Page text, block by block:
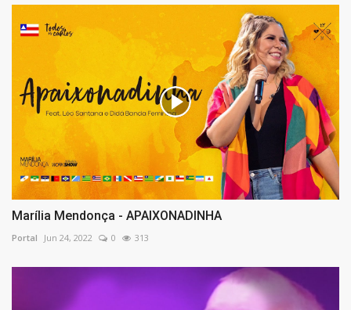
Marília Mendonça - APAIXONADINHA
Portal Jun 24, 2022 0 313